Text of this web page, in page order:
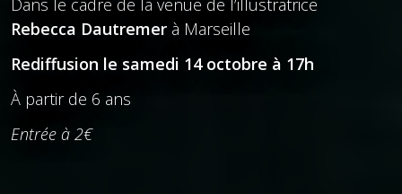
Dans le cadre de la venue de l’illustratrice
Rebecca Dautremer à Marseille
Rediffusion le samedi 14 octobre à 17h
À partir de 6 ans
Entrée à 2€